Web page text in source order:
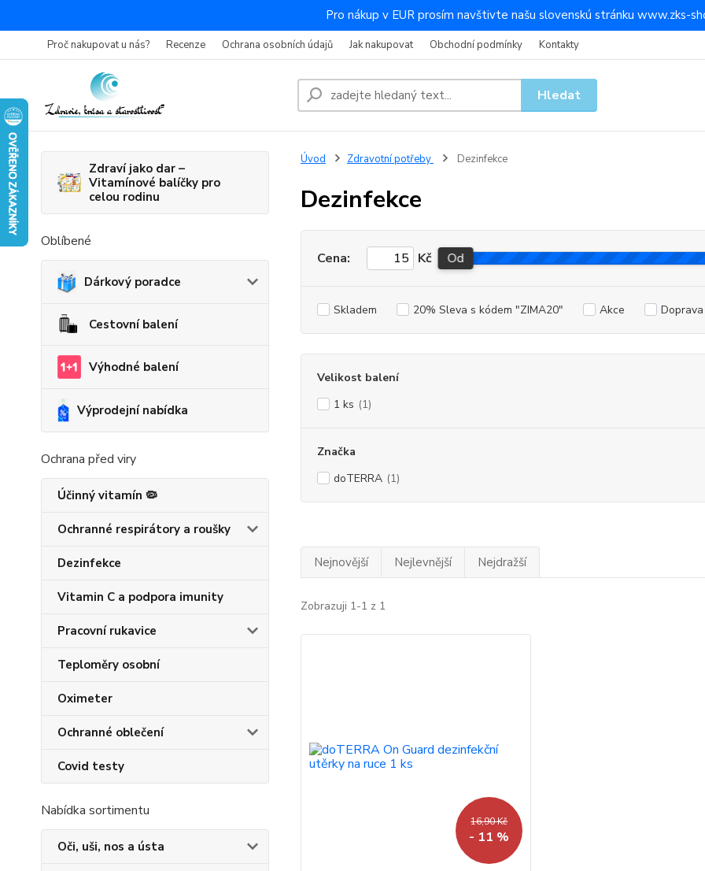
Pro nákup v EUR prosím navštivte našu slovenskú stránku www.zks-
Proč nakupovat u nás? Recenze Ochrana osobních údajů Jak nakupovat Obchodní podmínky Kontakty
Hledat
Zdraví jako dar –
Vitamínové balíčky pro
celou rodinu
Oblíbené
Dárkový poradce
Cestovní balení
Výhodné balení
Výprodejní nabídka
Ochrana před viry
Účinný vitamín 🦠
Ochranné respirátory a roušky
Dezinfekce
Vitamin C a podpora imunity
Pracovní rukavice
Teploměry osobní
Oximeter
Ochranné oblečení
Covid testy
Nabídka sortimentu
Oči, uši, nos a ústa
Úvod Zdravotní potřeby Dezinfekce
Dezinfekce
Cena: Kč Od
Skladem 20% Sleva s kódem "ZIMA20" Akce
Velikost balení
1 ks (1)
Značka
doTERRA (1)
Nejnovější Nejlevnější Nejdražší
Zobrazuji 1-1 z 1
16,90 Kč
- 11 %